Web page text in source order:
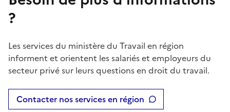
?
Les services du ministère du Travail en région
informent et orientent les salariés et employeurs du
secteur privé sur leurs questions en droit du travail.
Contacter nos services en région